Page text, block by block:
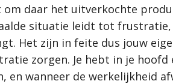
daar het uitverkochte
situatie leidt tot
Het zijn in feite dus jouw
zorgen. Je hebt in je hoofd
en wanneer de werkelijkheid